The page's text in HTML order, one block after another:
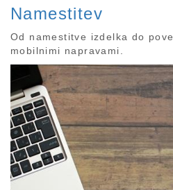
Namestitev
Od namestitve izdelka do
mobilnimi napravami.